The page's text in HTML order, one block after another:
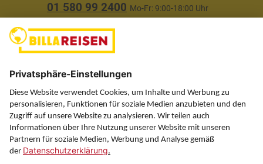
01 580 99 2400 Mo-Fr: 9:00-18:00 Uhr
Über uns
Service
Information
Folgen Sie uns auf